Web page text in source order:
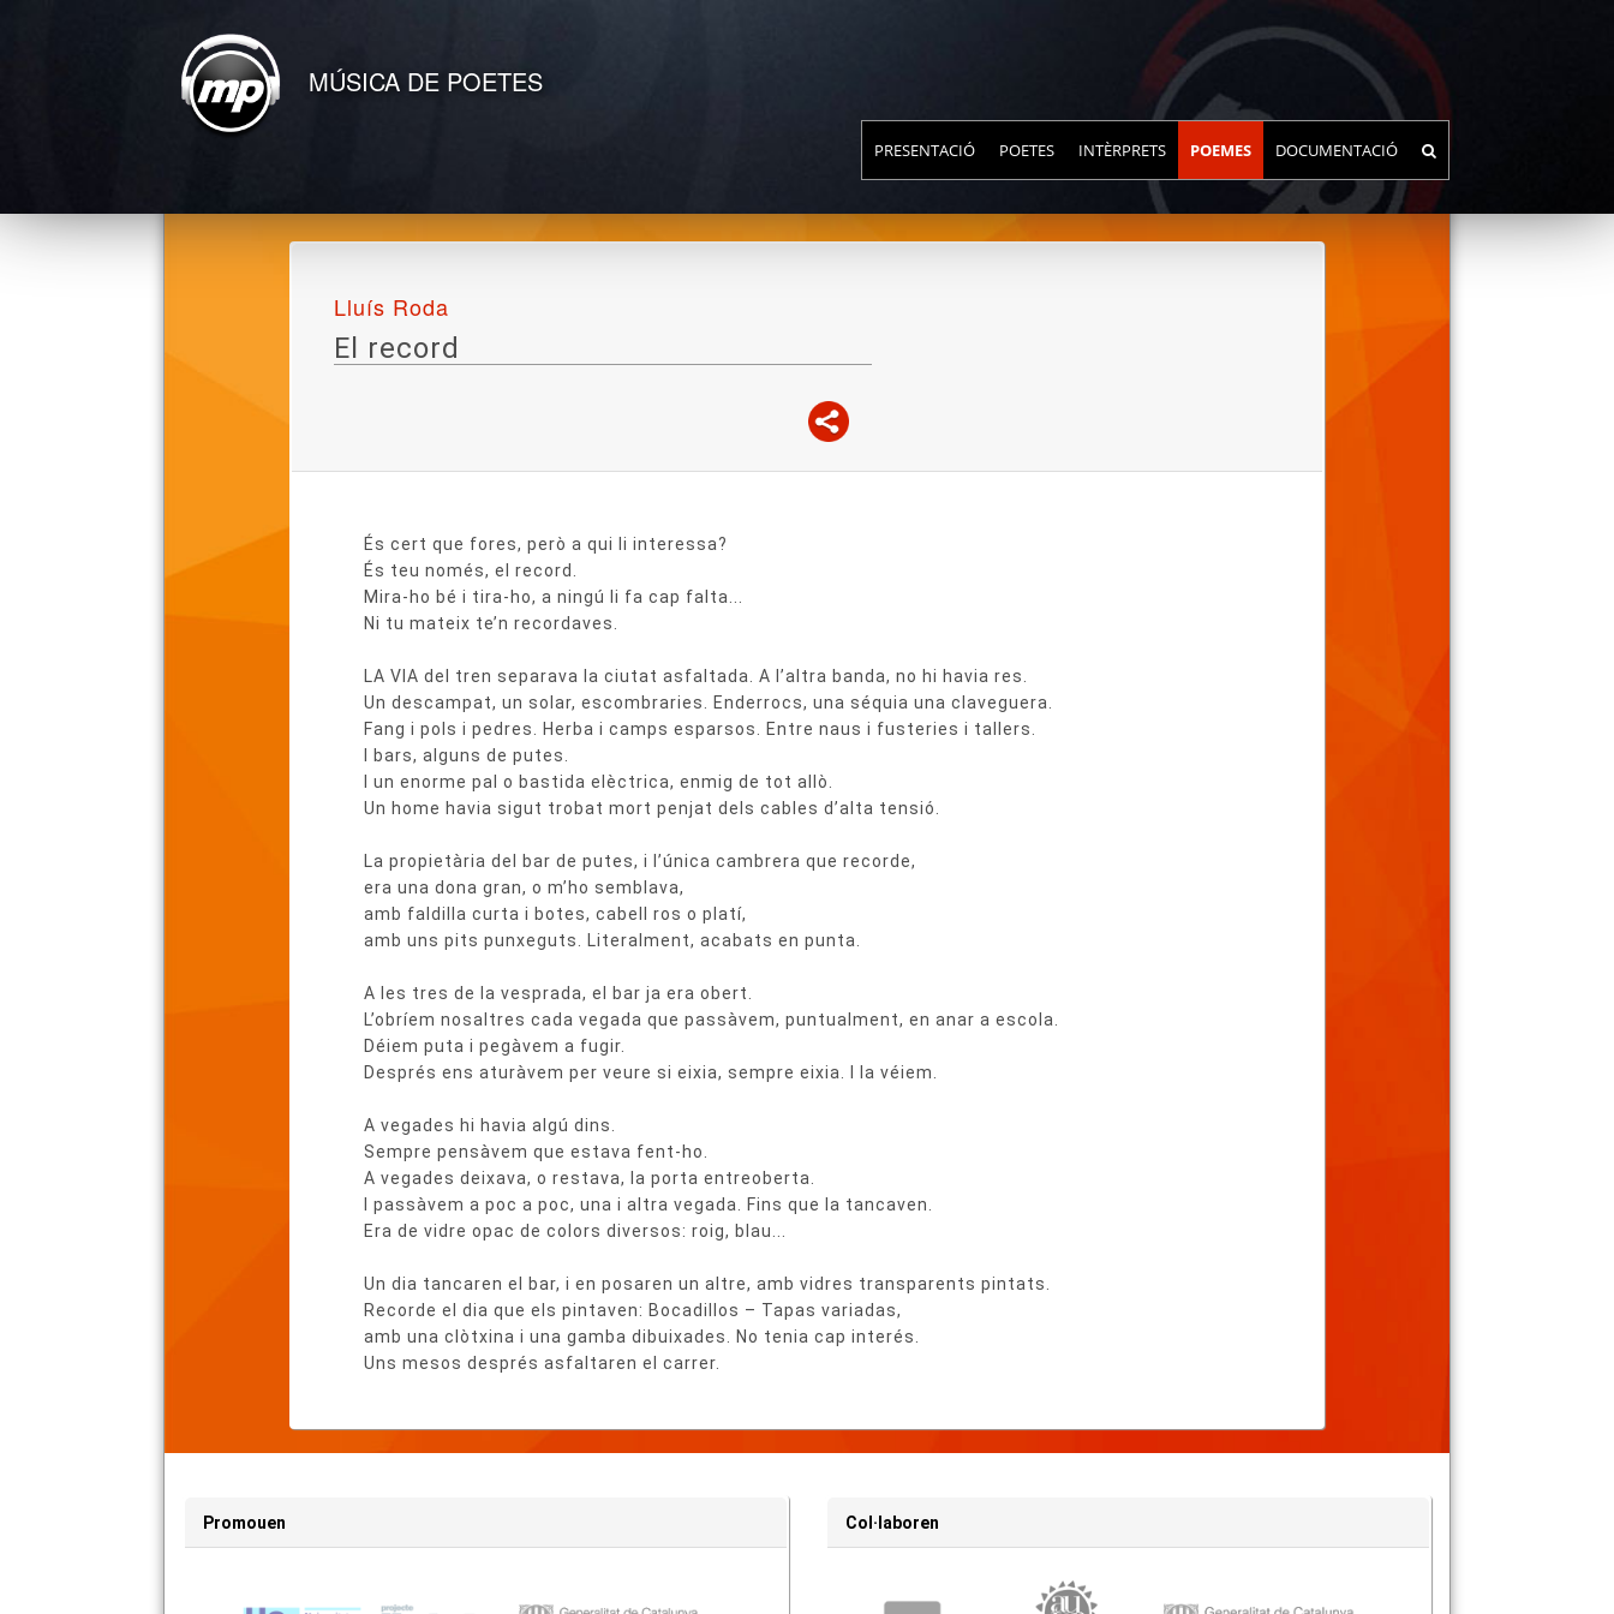
MÚSICA DE POETES
PRESENTACIÓ POETES INTÈRPRETS POEMES DOCUMENTACIÓ
Lluís Roda
El record
És cert que fores, però a qui li interessa?
És teu només, el record.
Mira-ho bé i tira-ho, a ningú li fa cap falta...
Ni tu mateix te’n recordaves.
LA VIA del tren separava la ciutat asfaltada. A l’altra banda, no hi havia res.
Un descampat, un solar, escombraries. Enderrocs, una séquia una claveguera.
Fang i pols i pedres. Herba i camps esparsos. Entre naus i fusteries i tallers.
I bars, alguns de putes.
I un enorme pal o bastida elèctrica, enmig de tot allò.
Un home havia sigut trobat mort penjat dels cables d’alta tensió.
La propietària del bar de putes, i l’única cambrera que recorde,
era una dona gran, o m’ho semblava,
amb faldilla curta i botes, cabell ros o platí,
amb uns pits punxeguts. Literalment, acabats en punta.
A les tres de la vesprada, el bar ja era obert.
L’obríem nosaltres cada vegada que passàvem, puntualment, en anar a escola.
Déiem puta i pegàvem a fugir.
Després ens aturàvem per veure si eixia, sempre eixia. I la véiem.
A vegades hi havia algú dins.
Sempre pensàvem que estava fent-ho.
A vegades deixava, o restava, la porta entreoberta.
I passàvem a poc a poc, una i altra vegada. Fins que la tancaven.
Era de vidre opac de colors diversos: roig, blau...
Un dia tancaren el bar, i en posaren un altre, amb vidres transparents pintats.
Recorde el dia que els pintaven: Bocadillos – Tapas variadas,
amb una clòtxina i una gamba dibuixades. No tenia cap interés.
Uns mesos després asfaltaren el carrer.
Promouen Col·laboren